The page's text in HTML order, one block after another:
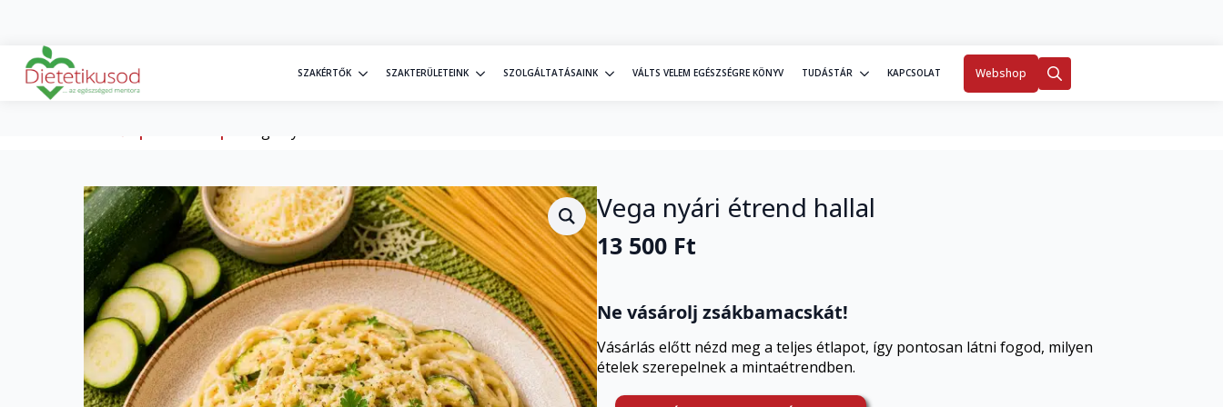
SZAKÉRTŐK SZAKTERÜLETEINK SZOLGÁLTATÁSAINK VÁLTS VELEM EGÉSZSÉGRE KÖNYV TUDÁSTÁR KAPCSOLAT Webshop
Vega nyári étrend hallal
13 500 Ft
Ne vásárolj zsákbamacskát!
Vásárlás előtt nézd meg a teljes étlapot, így pontosan látni fogod, milyen
ételek szerepelnek a mintaétrendben.